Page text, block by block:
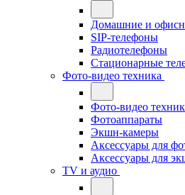
Домашние и
SIP-телефоны
Радиотелефоны
Стационарные
Фото-видео техника
Фото-видео
Фотоаппараты
Экшн-камеры
Аксессуары для
Аксессуары для
TV и аудио